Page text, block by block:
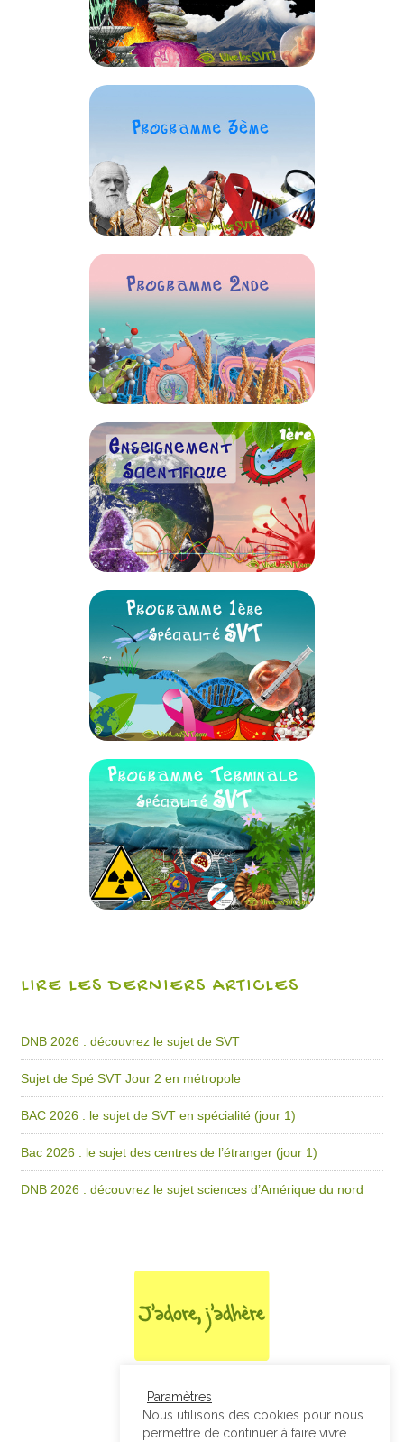
LIRE LES DERNIERS ARTICLES
DNB 2026 : découvrez le sujet de SVT
Sujet de Spé SVT Jour 2 en métropole
BAC 2026 : le sujet de SVT en spécialité (jour 1)
Bac 2026 : le sujet des centres de l’étranger (jour 1)
DNB 2026 : découvrez le sujet sciences d’Amérique du nord
Paramètres
Nous utilisons des cookies pour nous
permettre de continuer à faire vivre